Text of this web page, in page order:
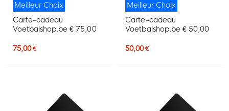
Meilleur Choix
Carte-cadeau
Voetbalshop.be € 75,00
75,00 €
Meilleur Choix
Carte-cadeau
Voetbalshop.be € 50,00
50,00 €